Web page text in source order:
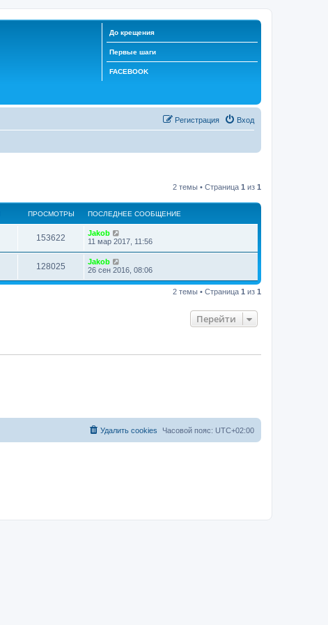
До крещения
Первые шаги
FACEBOOK
Вход
Регистрация
2 темы • Страница 1 из 1
ПРОСМОТРЫ ПОСЛЕДНЕЕ СООБЩЕНИЕ
153622
Jakob
11 мар 2017, 11:56
128025
Jakob
26 сен 2016, 08:06
2 темы • Страница 1 из 1
Перейти
Часовой пояс: UTC+02:00
Удалить cookies